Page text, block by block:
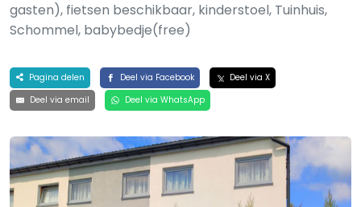
gasten), fietsen beschikbaar, kinderstoel, Tuinhuis,
Schommel, babybedje(free)
Pagina delen Deel via Facebook
Deel via X
Deel via email
Deel via WhatsApp